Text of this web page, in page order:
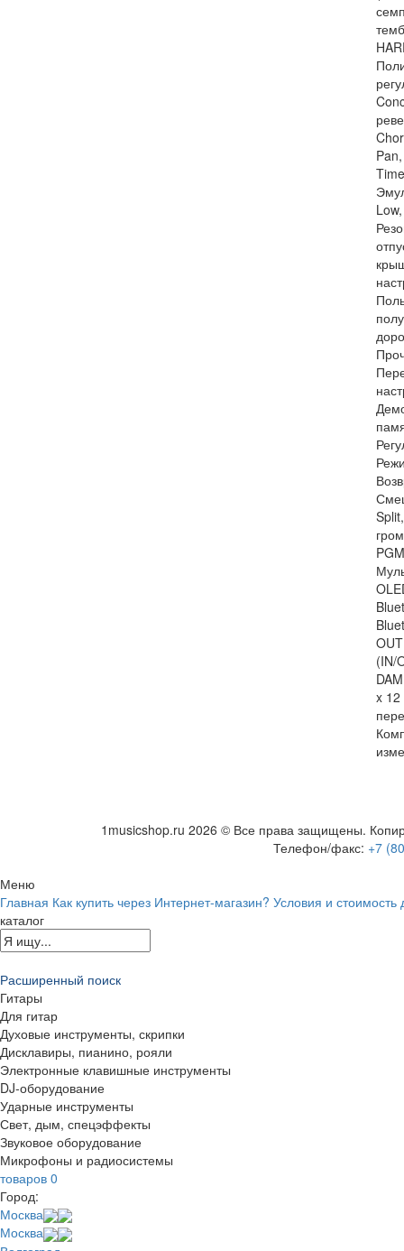
(IN/
x
1musicshop.ru 2026 © Все права защищены.
Телефон/факс: +7
Меню
Главная Как купить через Интернет-магазин? Условия и стоимость
каталог
Расширенный поиск
Гитары
Для гитар
Духовые инструменты, скрипки
Дисклавиры, пианино, рояли
Электронные клавишные инструменты
DJ-оборудование
Ударные инструменты
Свет, дым, спецэффекты
Звуковое оборудование
Микрофоны и радиосистемы
товаров 0
Город:
Москва
Москва